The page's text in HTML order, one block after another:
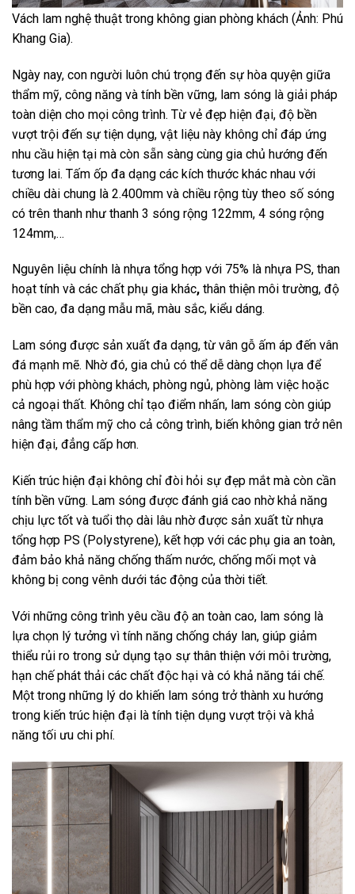
Vách lam nghệ thuật trong không gian phòng khách (Ảnh: Phú
Khang Gia).
Ngày nay, con người luôn chú trọng đến sự hòa quyện giữa
thẩm mỹ, công năng và tính bền vững, lam sóng là giải pháp
toàn diện cho mọi công trình. Từ vẻ đẹp hiện đại, độ bền
vượt trội đến sự tiện dụng, vật liệu này không chỉ đáp ứng
nhu cầu hiện tại mà còn sẵn sàng cùng gia chủ hướng đến
tương lai. Tấm ốp đa dạng các kích thước khác nhau với
chiều dài chung là 2.400mm và chiều rộng tùy theo số sóng
có trên thanh như thanh 3 sóng rộng 122mm, 4 sóng rộng
124mm,…
Nguyên liệu chính là nhựa tổng hợp với 75% là nhựa PS, than
hoạt tính và các chất phụ gia khác, thân thiện môi trường, độ
bền cao, đa dạng mẫu mã, màu sắc, kiểu dáng.
Lam sóng được sản xuất đa dạng, từ vân gỗ ấm áp đến vân
đá mạnh mẽ. Nhờ đó, gia chủ có thể dễ dàng chọn lựa để
phù hợp với phòng khách, phòng ngủ, phòng làm việc hoặc
cả ngoại thất. Không chỉ tạo điểm nhấn, lam sóng còn giúp
nâng tầm thẩm mỹ cho cả công trình, biến không gian trở nên
hiện đại, đẳng cấp hơn.
Kiến trúc hiện đại không chỉ đòi hỏi sự đẹp mắt mà còn cần
tính bền vững. Lam sóng được đánh giá cao nhờ khả năng
chịu lực tốt và tuổi thọ dài lâu nhờ được sản xuất từ nhựa
tổng hợp PS (Polystyrene), kết hợp với các phụ gia an toàn,
đảm bảo khả năng chống thấm nước, chống mối mọt và
không bị cong vênh dưới tác động của thời tiết.
Với những công trình yêu cầu độ an toàn cao, lam sóng là
lựa chọn lý tưởng vì tính năng chống cháy lan, giúp giảm
thiểu rủi ro trong sử dụng tạo sự thân thiện với môi trường,
hạn chế phát thải các chất độc hại và có khả năng tái chế.
Một trong những lý do khiến lam sóng trở thành xu hướng
trong kiến trúc hiện đại là tính tiện dụng vượt trội và khả
năng tối ưu chi phí.